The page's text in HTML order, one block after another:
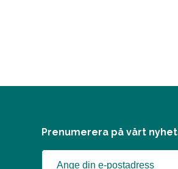
Prenumerera på vårt